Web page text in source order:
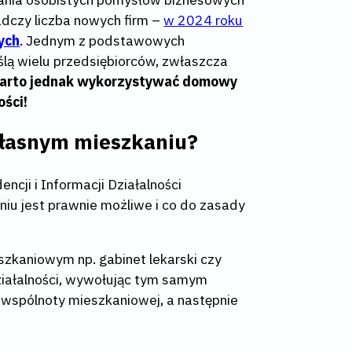
liczba nowych firm –w 2024 roku
. Jednym z podstawowych
wielu przedsiębiorców, zwłaszcza
jednak wykorzystywać domowy
mieszkaniu?
i Informacji Działalności
jest prawnie możliwe i co do zasady
np. gabinet lekarski czy
wywołując tym samym
mieszkaniowej, a następnie